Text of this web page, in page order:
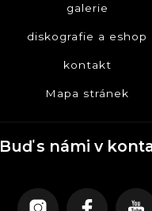
galerie
diskografie a eshop
kontakt
Mapa stránek
Buď s námi v